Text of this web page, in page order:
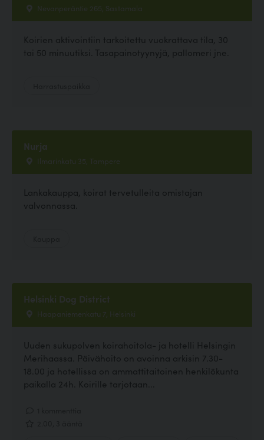
Nevanperäntie 265, Sastamala
Koirien aktivointiin tarkoitettu vuokrattava tila, 30
tai 50 minuutiksi. Tasapainotyynyjä, pallomeri jne.
Nurja
Ilmarinkatu 35, Tampere
Lankakauppa, koirat tervetulleita omistajan
valvonnassa.
Helsinki Dog District
Haapaniemenkatu 7, Helsinki
Uuden sukupolven koirahoitola- ja hotelli Helsingin
Merihaassa. Päivähoito on avoinna arkisin 7.30-
18.00 ja hotellissa on ammattitaitoinen henkilökunta
paikalla 24h. Koirille tarjotaan...